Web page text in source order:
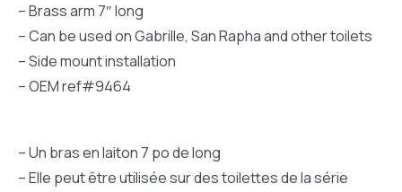
– Brass arm 7″ long
– Can be used on Gabrille, San Rapha and other toilets
– Side mount installation
– OEM ref#9464
– Un bras en laiton 7 po de long
– Elle peut être utilisée sur des toilettes de la série